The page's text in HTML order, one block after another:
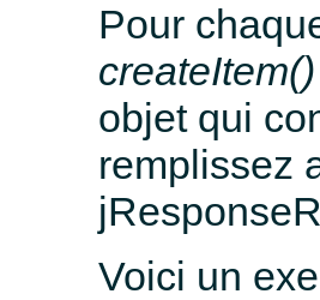
Pour
createItem()
objet qui
remplissez
Voici un